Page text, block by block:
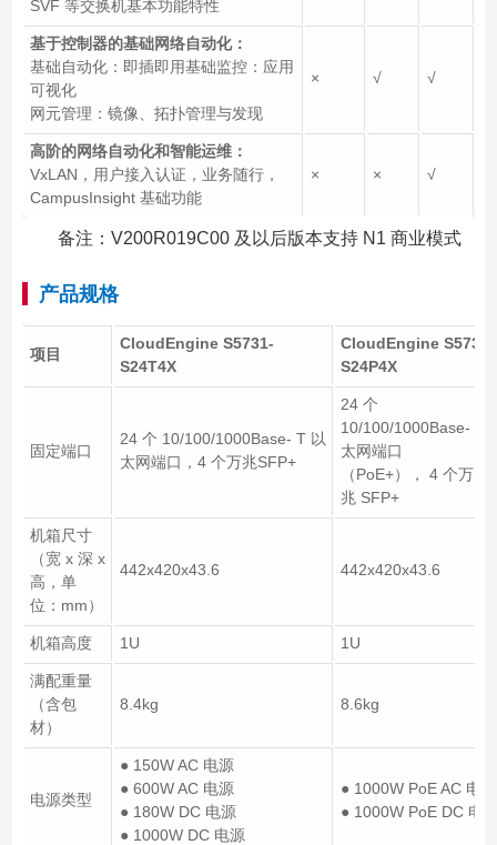
SVF 等交换机基本功能特性
基于控制器的基础网络自动化：
基础自动化：即插即用基础监控：应用
可视化
网元管理：镜像、拓扑管理与发现
× √ √
高阶的网络自动化和智能运维：
VxLAN，用户接入认证，业务随行，
CampusInsight 基础功能
× × √
备注：V200R019C00 及以后版本支持 N1 商业模式
产品规格
项目
CloudEngine S5731-
S24T4X
CloudEngine S5731-
S24P4X
固定端口
24 个 10/100/1000Base- T 以
太网端口，4 个万兆SFP+
24 个
10/100/1000Base- T
太网端口
（PoE+）， 4 个万
兆 SFP+
机箱尺寸
（宽 x 深 x
高，单
位：mm）
442x420x43.6 442x420x43.6
机箱高度 1U 1U
满配重量
（含包
材）
8.4kg 8.6kg
电源类型
● 150W AC 电源
● 600W AC 电源
● 180W DC 电源
● 1000W DC 电源
● 1000W PoE AC 电源
● 1000W PoE DC 电